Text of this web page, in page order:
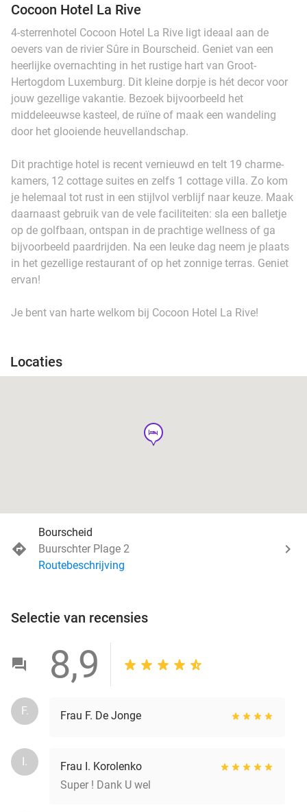
Cocoon Hotel La Rive
4-sterrenhotel Cocoon Hotel La Rive ligt ideaal aan de
oevers van de rivier Sûre in Bourscheid. Geniet van een
heerlijke overnachting in het rustige hart van Groot-
Hertogdom Luxemburg. Dit kleine dorpje is hét decor voor
jouw gezellige vakantie. Bezoek bijvoorbeeld het
middeleeuwse kasteel, de ruïne of maak een wandeling
door het glooiende heuvellandschap.
Dit prachtige hotel is recent vernieuwd en telt 19 charme-
kamers, 12 cottage suites en zelfs 1 cottage villa. Zo kom
je helemaal tot rust in een stijlvol verblijf naar keuze. Maak
daarnaast gebruik van de vele faciliteiten: sla een balletje
op de golfbaan, ontspan in de prachtige wellness of ga
bijvoorbeeld paardrijden. Na een leuke dag neem je plaats
in het gezellige restaurant of op het zonnige terras. Geniet
ervan!
Je bent van harte welkom bij Cocoon Hotel La Rive!
Locaties
hotel
Bourscheid
Buurschter Plage 2
Routebeschrijving
Selectie van recensies
8,9
F. Frau F. De Jonge
I.
Frau I. Korolenko
Super ! Dank U wel